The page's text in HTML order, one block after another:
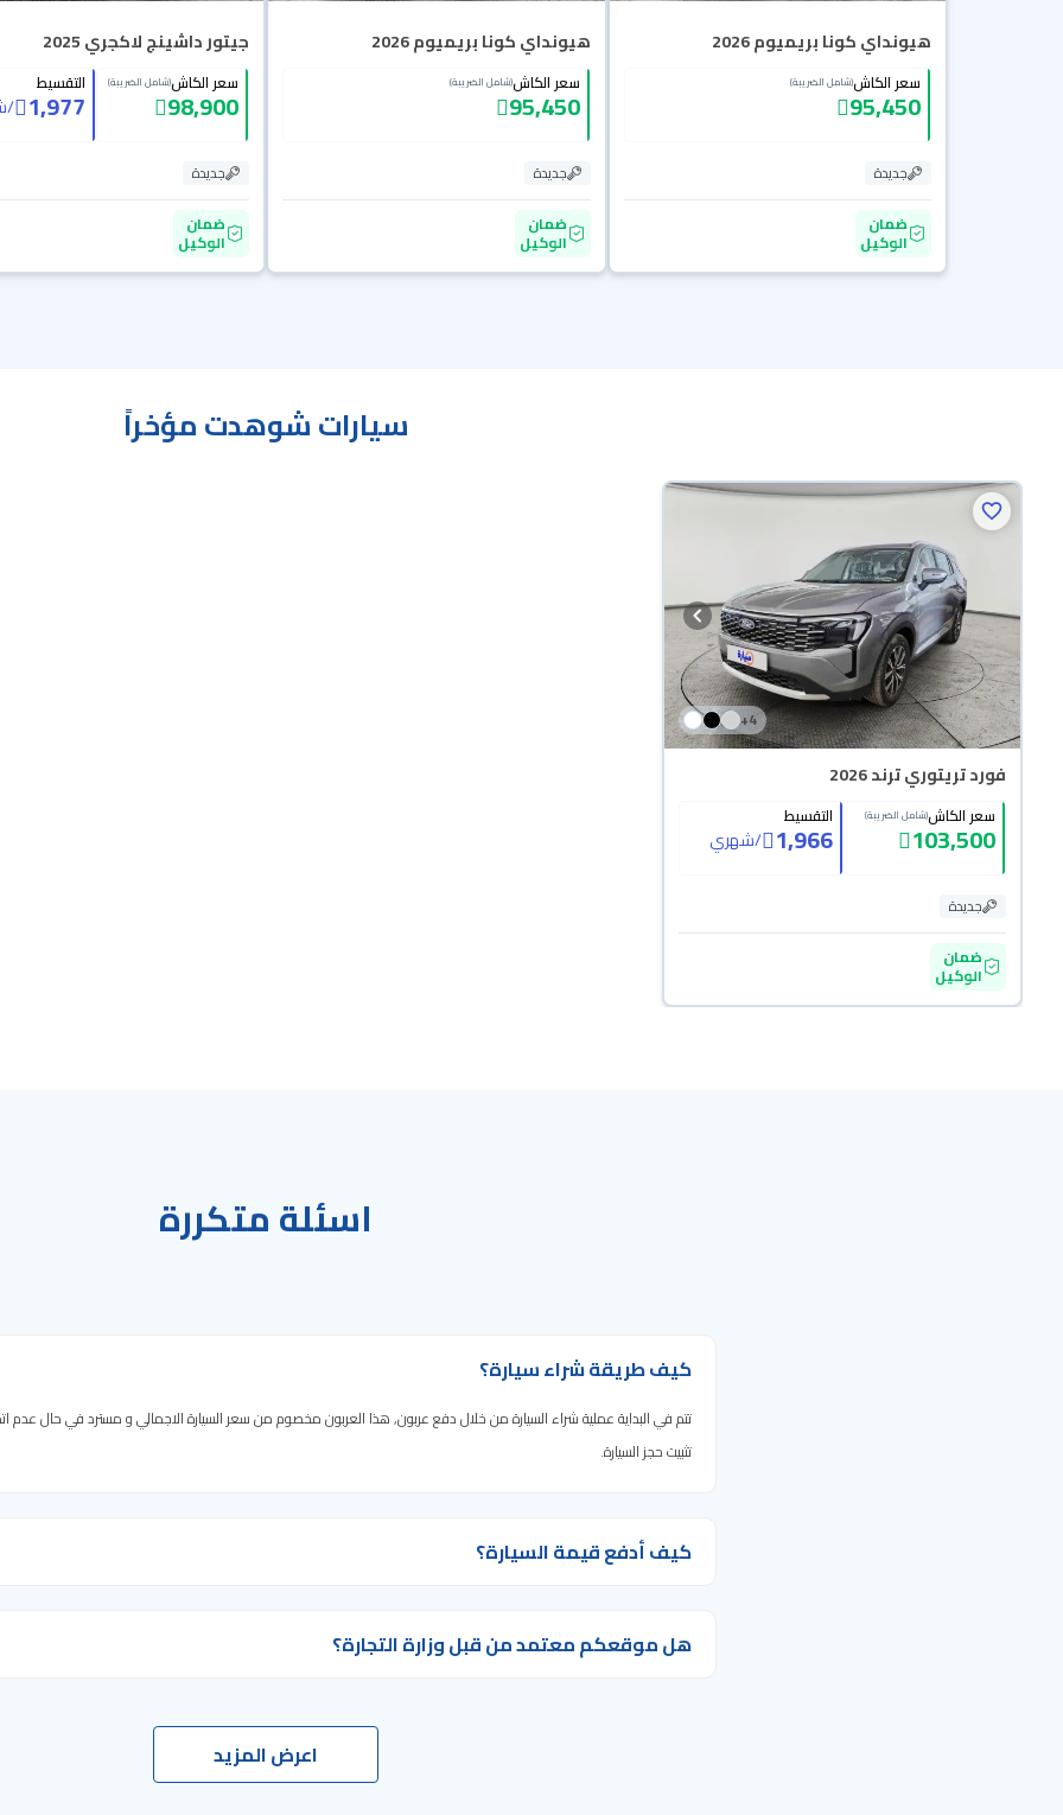
هيونداي كونا بريميوم 2026
سعر الكاش(شامل الضريبة)
95,450
جديدة
ضمان
الوكيل
هيونداي كونا بريميوم 2026
سعر الكاش(شامل الضريبة)
95,450
جديدة
ضمان
الوكيل
جيتور داشينج لاكجري 2025
سعر الكاش(شامل الضريبة)
98,900
التقسيط
1,977
/
جديدة
ضمان
الوكيل
سيارات شوهدت مؤخراً
4
+
فورد تريتوري ترند 2026
سعر الكاش(شامل الضريبة)
103,500
التقسيط
1,966
/شهري
جديدة
ضمان
الوكيل
اسئلة متكررة
كيف طريقة شراء سيارة؟
تتم في البداية عملية شراء السيارة من خلال دفع عربون, هذا العربون مخصوم من سعر السيارة الاجمالي و مسترد في حال عدم
تثبيت حجز السيارة.
كيف أدفع قيمة السيارة؟
هل موقعكم معتمد من قبل وزارة التجارة؟
اعرض المزيد